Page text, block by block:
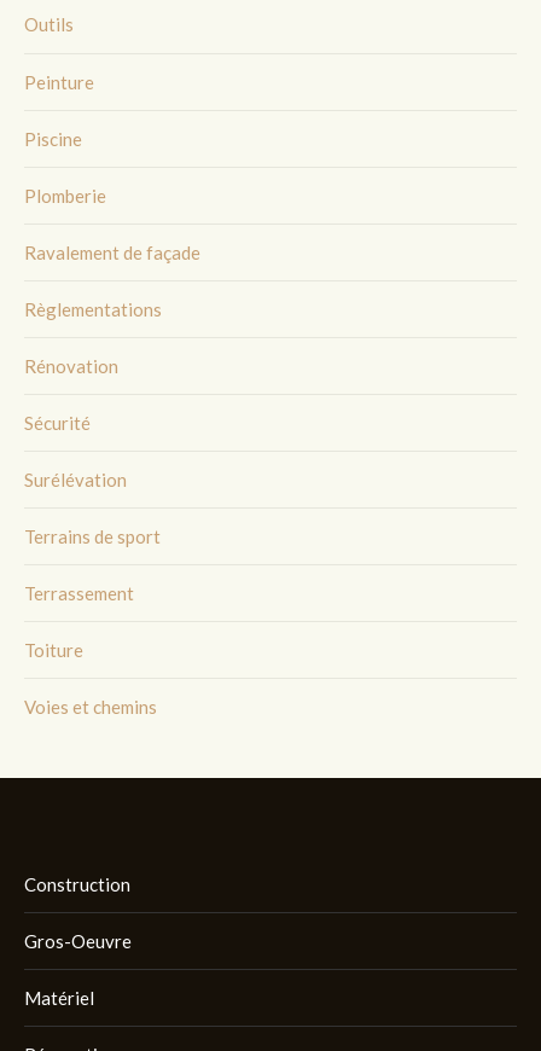
Outils
Peinture
Piscine
Plomberie
Ravalement de façade
Règlementations
Rénovation
Sécurité
Surélévation
Terrains de sport
Terrassement
Toiture
Voies et chemins
Construction
Gros-Oeuvre
Matériel